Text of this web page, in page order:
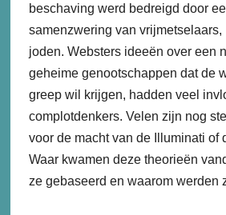
beschaving werd bedreigd door
samenzwering van vrijmetselaars,
joden. Websters ideeën over een
geheime genootschappen dat de
greep wil krijgen, hadden veel
complotdenkers. Velen zijn nog
voor de macht van de Illuminati of
Waar kwamen deze theorieën
ze gebaseerd en waarom werden